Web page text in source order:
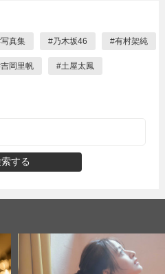
写真集 #乃木坂46 #有村架純
吉岡里帆 #土屋太鳳
する